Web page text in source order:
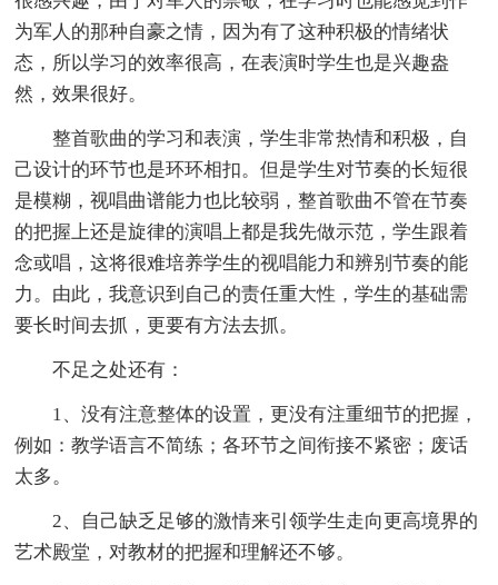
为军人的那种自豪之情，因为有了这种积极的情绪状
态，所以学习的效率很高，在表演时学生也是兴趣盎
然，效果很好。
整首歌曲的学习和表演，学生非常热情和积极，自
己设计的环节也是环环相扣。但是学生对节奏的长短很
是模糊，视唱曲谱能力也比较弱，整首歌曲不管在节奏
的把握上还是旋律的演唱上都是我先做示范，学生跟着
念或唱，这将很难培养学生的视唱能力和辨别节奏的能
力。由此，我意识到自己的责任重大性，学生的基础需
要长时间去抓，更要有方法去抓。
不足之处还有：
1、没有注意整体的设置，更没有注重细节的把握，
例如：教学语言不简练；各环节之间衔接不紧密；废话
太多。
2、自己缺乏足够的激情来引领学生走向更高境界的
艺术殿堂，对教材的把握和理解还不够。